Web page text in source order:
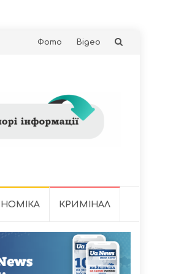
Skip
Фото Відео
КРИМІНАЛ